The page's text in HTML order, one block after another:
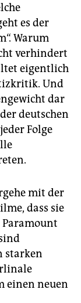
es der
Warum
verhindert
eigentlich
Und
dar
deutschen
Folge
mit der
dass sie
Paramount
starken
einen neuen